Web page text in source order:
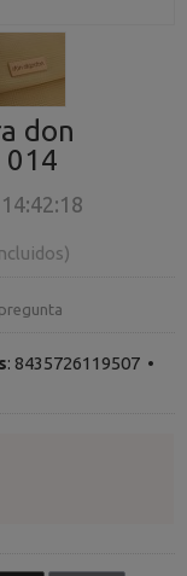
don
014
14:42:18
: 8435726119507 •